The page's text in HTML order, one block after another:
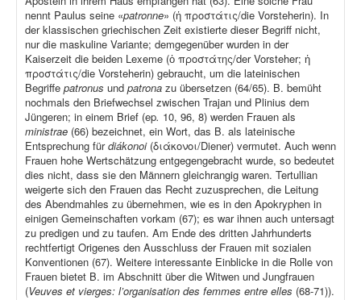
nennt Paulus seine «patronne» (ἡ προστάτις/die Vorsteherin). In
der klassischen griechischen Zeit existierte dieser Begriff nicht,
nur die maskuline Variante; demgegenüber wurden in der
Kaiserzeit die beiden Lexeme (ὁ προστάτης/der Vorsteher; ἡ
προστάτις/die Vorsteherin) gebraucht, um die lateinischen
Begriffe patronus und patrona zu übersetzen (64/65). B. bemüht
nochmals den Briefwechsel zwischen Trajan und Plinius dem
Jüngeren; in einem Brief (ep. 10, 96, 8) werden Frauen als
ministrae (66) bezeichnet, ein Wort, das B. als lateinische
Entsprechung fürdiákonoi (διάκονοι/Diener) vermutet. Auch wenn
Frauen hohe Wertschätzung entgegengebracht wurde, so bedeutet
dies nicht, dass sie den Männern gleichrangig waren. Tertullian
weigerte sich den Frauen das Recht zuzusprechen, die Leitung
des Abendmahles zu übernehmen, wie es in den Apokryphen in
einigen Gemeinschaften vorkam (67); es war ihnen auch untersagt
zu predigen und zu taufen. Am Ende des dritten Jahrhunderts
rechtfertigt Origenes den Ausschluss der Frauen mit sozialen
Konventionen (67). Weitere interessante Einblicke in die Rolle von
Frauen bietet B. im Abschnitt über die Witwen und Jungfrauen
(Veuves et vierges: l’organisation des femmes entre elles (68-71)).